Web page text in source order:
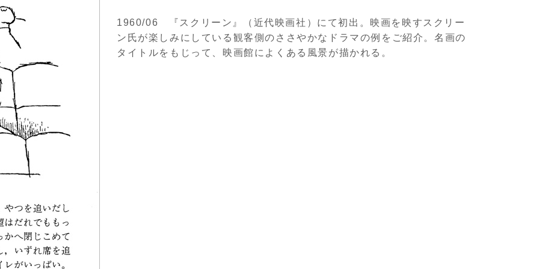
1960/06 『スクリーン』（近代映画社）にて初出。映画を映すスクリー
ン氏が楽しみにしている観客側のささやかなドラマの例をご紹介。名画の
タイトルをもじって、映画館によくある風景が描かれる。